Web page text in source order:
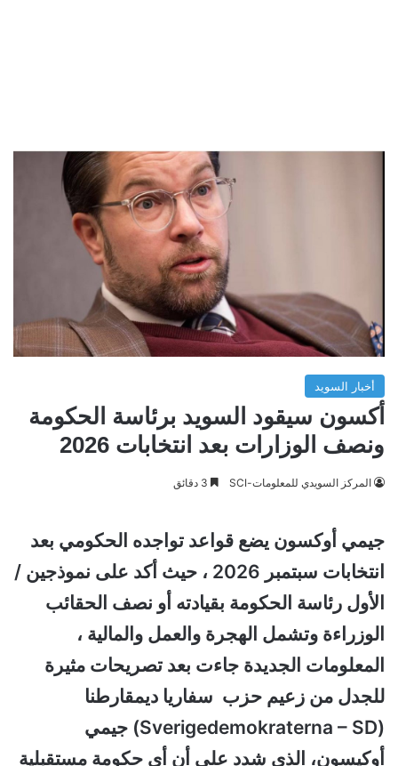
أخبار السويد
أكسون سيقود السويد برئاسة الحكومة
ونصف الوزارات بعد انتخابات 2026
المركز السويدي للمعلومات-SCI
جيمي أوكسون يضع قواعد تواجده الحكومي بعد
انتخابات سبتمبر 2026 ، حيث أكد على نموذجين /
الأول رئاسة الحكومة بقيادته أو نصف الحقائب
الوزراءة وتشمل الهجرة والعمل والمالية ،
المعلومات الجديدة جاءت بعد تصريحات مثيرة
للجدل من زعيم حزب سفاريا ديمقارطنا
(Sverigedemokraterna – SD) جيمي
أوكيسون، الذي شدد على أن أي حكومة مستقبلية